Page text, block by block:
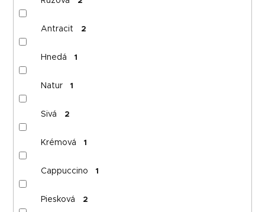
Antracit 2
Hnedá 1
Natur 1
Sivá 2
Krémová 1
Cappuccino 1
Piesková 2